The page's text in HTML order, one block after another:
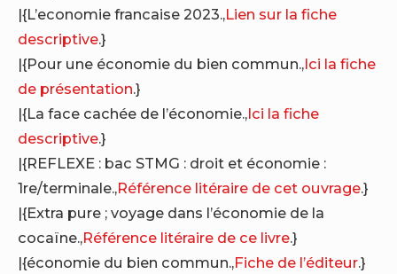
|{L’economie francaise 2023.,Lien sur la fiche
descriptive.}
|{Pour une économie du bien commun.,Ici la fiche
de présentation.}
|{La face cachée de l’économie.,Ici la fiche
descriptive.}
|{REFLEXE : bac STMG : droit et économie :
1re/terminale.,Référence litéraire de cet ouvrage.}
|{Extra pure ; voyage dans l’économie de la
cocaïne.,Référence litéraire de ce livre.}
|{économie du bien commun.,Fiche de l’éditeur.}